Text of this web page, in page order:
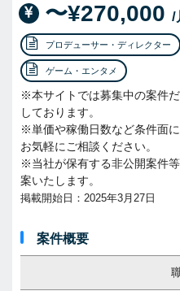
〜¥270,000 /
プロデューサー・ディレクター
ゲーム・エンタメ
※本サイトでは募集中の案件
しております。
※単価や稼働日数など条件面
お気軽にご相談ください。
※当社が保有する非公開案件
案いたします。
掲載開始日：2025年3月27日
案件概要